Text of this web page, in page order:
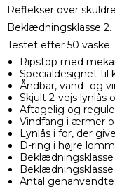
Reflekser over
Beklædningsklasse 2.
Testet efter 50 vaske.
Ripstop med
Specialdesignet til
Åndbar, vand- og
Skjult 2-vejs lynlås
Aftagelig og
Vindfang i ærmer
Lynlås i for, der
D-ring i højre
Beklædningsklasse
Beklædningsklasse
Antal